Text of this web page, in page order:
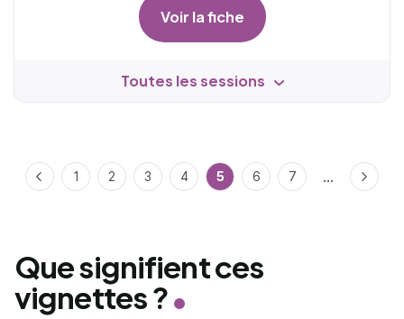
Voir la fiche
Toutes les sessions
Précédent
1 2 3 4 5 6 7 ...
Que signifient ces
vignettes ?